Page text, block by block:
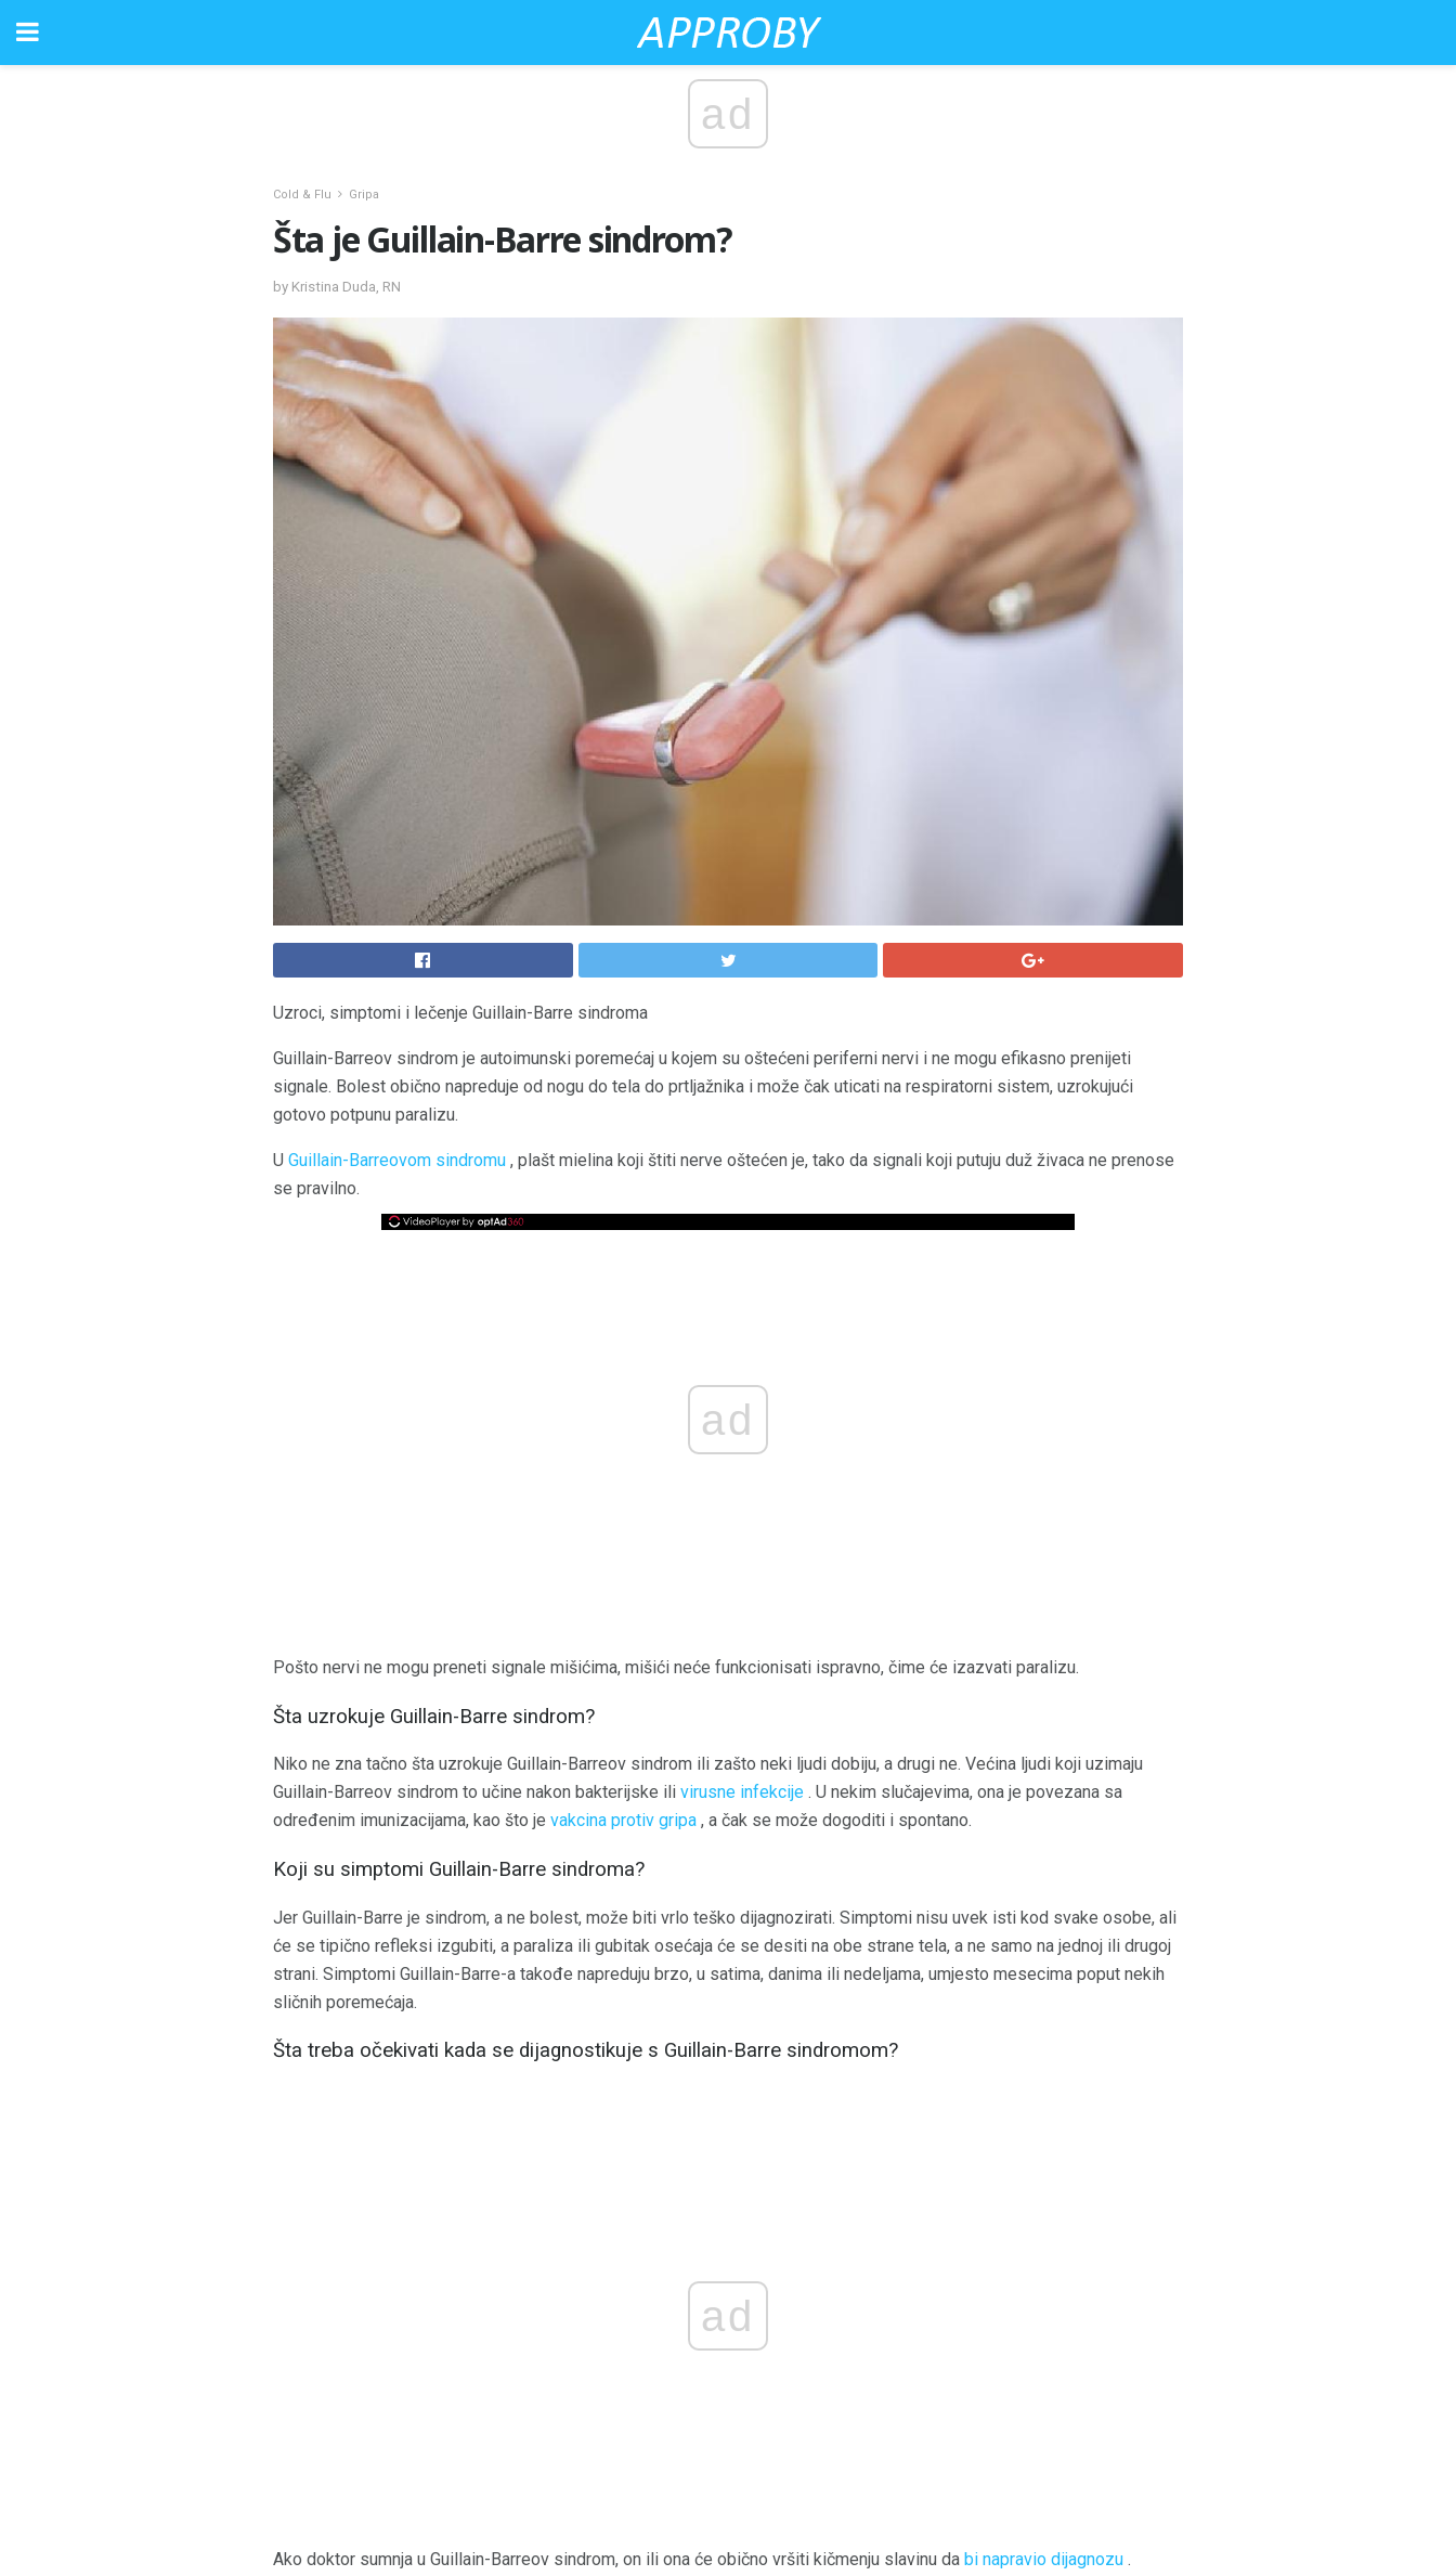
ad
Cold & Flu Gripa
Šta je Guillain-Barre sindrom?
by Kristina Duda, RN
Uzroci, simptomi i lečenje Guillain-Barre sindroma
Guillain-Barreov sindrom je autoimunski poremećaj u kojem su oštećeni periferni nervi i ne mogu efikasno prenijeti
signale. Bolest obično napreduje od nogu do tela do prtljažnika i može čak uticati na respiratorni sistem, uzrokujući
gotovo potpunu paralizu.
U Guillain-Barreovom sindromu , plašt mielina koji štiti nerve oštećen je, tako da signali koji putuju duž živaca ne prenose
se pravilno.
ad
Pošto nervi ne mogu preneti signale mišićima, mišići neće funkcionisati ispravno, čime će izazvati paralizu.
Šta uzrokuje Guillain-Barre sindrom?
Niko ne zna tačno šta uzrokuje Guillain-Barreov sindrom ili zašto neki ljudi dobiju, a drugi ne. Većina ljudi koji uzimaju
Guillain-Barreov sindrom to učine nakon bakterijske ili virusne infekcije . U nekim slučajevima, ona je povezana sa
određenim imunizacijama, kao što je vakcina protiv gripa , a čak se može dogoditi i spontano.
Koji su simptomi Guillain-Barre sindroma?
Jer Guillain-Barre je sindrom, a ne bolest, može biti vrlo teško dijagnozirati. Simptomi nisu uvek isti kod svake osobe, ali
će se tipično refleksi izgubiti, a paraliza ili gubitak osećaja će se desiti na obe strane tela, a ne samo na jednoj ili drugoj
strani. Simptomi Guillain-Barre-a takođe napreduju brzo, u satima, danima ili nedeljama, umjesto mesecima poput nekih
sličnih poremećaja.
Šta treba očekivati ​​kada se dijagnostikuje s Guillain-Barre sindromom?
ad
Ako doktor sumnja u Guillain-Barreov sindrom, on ili ona će obično vršiti kičmenju slavinu da bi napravio dijagnozu .